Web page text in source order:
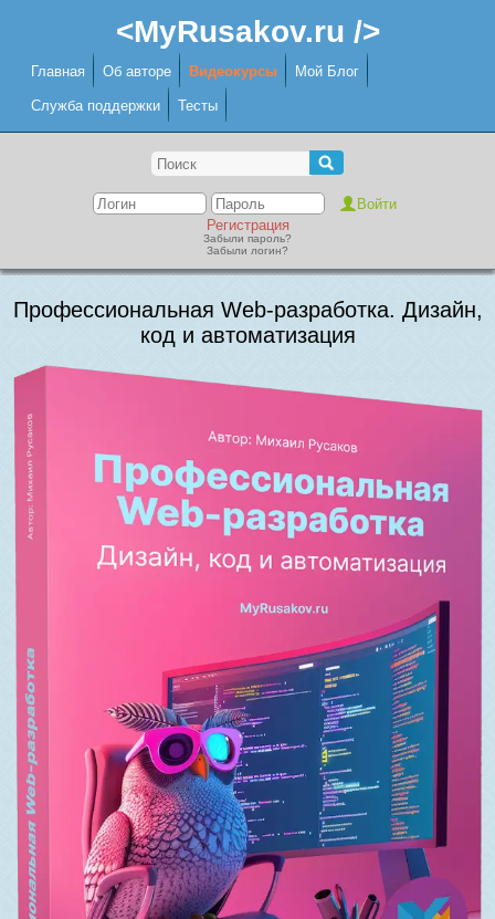
<MyRusakov.ru />
Главная Об авторе Видеокурсы Мой Блог
Служба поддержки Тесты
Регистрация
Забыли пароль?
Забыли логин?
Профессиональная Web-разработка. Дизайн,
код и автоматизация